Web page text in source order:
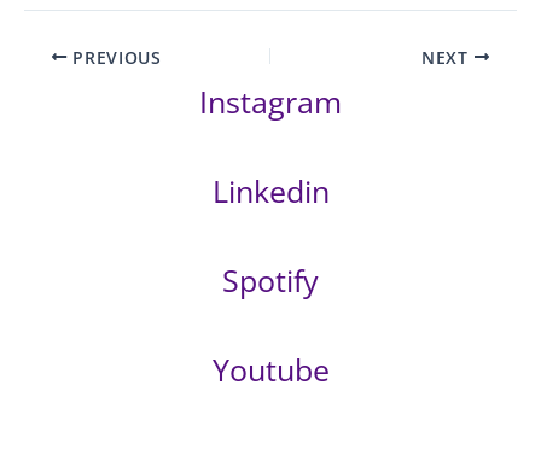
PREVIOUS NEXT
Instagram
Linkedin
Spotify
Youtube